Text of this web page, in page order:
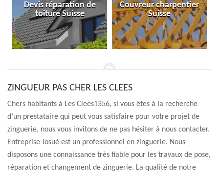
Devis réparation de
toiture Suisse
Couvreur charpentier
Suisse
ZINGUEUR PAS CHER LES CLEES
Chers habitants à Les Clees1356, si vous êtes à la recherche
d’un prestataire qui peut vous satisfaire pour votre projet de
zinguerie, nous vous invitons de ne pas hésiter à nous contacter.
Entreprise Josué est un professionnel en zinguerie. Nous
disposons une connaissance très fiable pour les travaux de pose,
réparation et changement de zinguerie. La qualité de notre